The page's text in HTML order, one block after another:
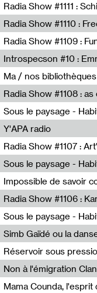
Resonance
Radio WORM
Jet FM
Introspecson #10 :
Pierre
Ma / nos bibliothèques
Radio Zero
Nastassja Martin
Y'APA radio
Pierrick Mouton
Radio Helsinki
Nastassja Martin
Mélanie Blaison,Mateo
Radia Show #1106 :
Kanal103
Nastassja Martin
Pierrick Mouton,Simb
Réservoir sous
Eden Tinto